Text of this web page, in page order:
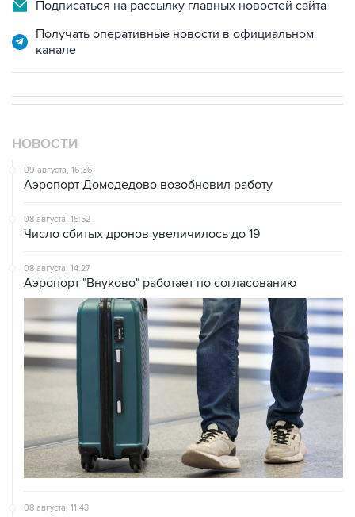
Подписаться на рассылку главных новостей сайта
Получать оперативные новости в официальном
канале
НОВОСТИ
09 августа, 16:36
Аэропорт Домодедово возобновил работу
08 августа, 15:52
Число сбитых дронов увеличилось до 19
08 августа, 14:27
Аэропорт "Внуково" работает по согласованию
08 августа, 11:43